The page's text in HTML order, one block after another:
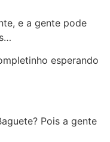
e a gente pode
esperando
Pois a gente